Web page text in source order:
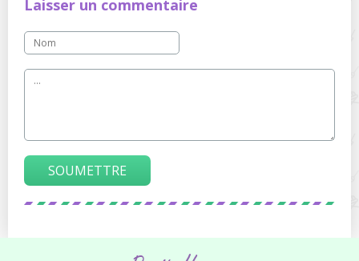
Laisser un commentaire
SOUMETTRE